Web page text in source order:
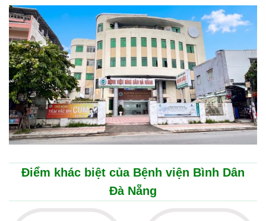
Điểm khác biệt của Bệnh viện Bình Dân
Đà Nẵng